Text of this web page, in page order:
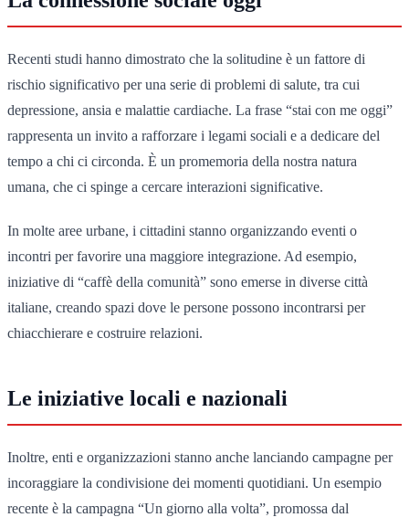
Recenti studi hanno dimostrato che la solitudine è un fattore di
rischio significativo per una serie di problemi di salute, tra cui
depressione, ansia e malattie cardiache. La frase “stai con me oggi”
rappresenta un invito a rafforzare i legami sociali e a dedicare del
tempo a chi ci circonda. È un promemoria della nostra natura
umana, che ci spinge a cercare interazioni significative.
In molte aree urbane, i cittadini stanno organizzando eventi o
incontri per favorire una maggiore integrazione. Ad esempio,
iniziative di “caffè della comunità” sono emerse in diverse città
italiane, creando spazi dove le persone possono incontrarsi per
chiacchierare e costruire relazioni.
Le iniziative locali e nazionali
Inoltre, enti e organizzazioni stanno anche lanciando campagne per
incoraggiare la condivisione dei momenti quotidiani. Un esempio
recente è la campagna “Un giorno alla volta”, promossa dal